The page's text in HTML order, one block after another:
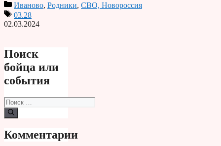
PrintИваново, Родники, СВО, Новороссия
03.28
02.03.2024
Поиск
бойца или
события
Поиск:
Комментарии